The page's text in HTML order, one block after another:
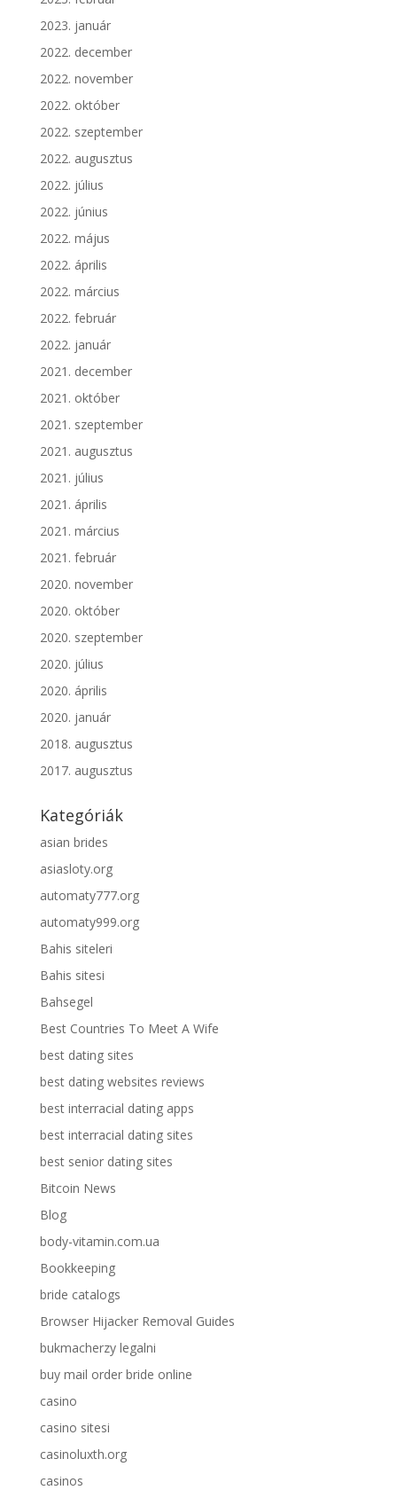
2023. január
2022. december
2022. november
2022. október
2022. szeptember
2022. augusztus
2022. július
2022. június
2022. május
2022. április
2022. március
2022. február
2022. január
2021. december
2021. október
2021. szeptember
2021. augusztus
2021. július
2021. április
2021. március
2021. február
2020. november
2020. október
2020. szeptember
2020. július
2020. április
2020. január
2018. augusztus
2017. augusztus
Kategóriák
asian brides
asiasloty.org
automaty777.org
automaty999.org
Bahis siteleri
Bahis sitesi
Bahsegel
Best Countries To Meet A Wife
best dating sites
best dating websites reviews
best interracial dating apps
best interracial dating sites
best senior dating sites
Bitcoin News
Blog
body-vitamin.com.ua
Bookkeeping
bride catalogs
Browser Hijacker Removal Guides
bukmacherzy legalni
buy mail order bride online
casino
casino sitesi
casinoluxth.org
casinos